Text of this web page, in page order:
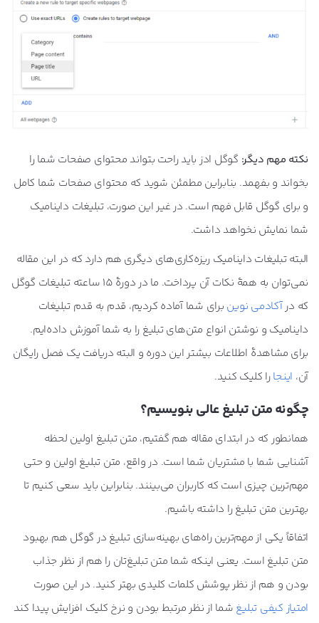
نکته مهم دیگر: گوگل ادز باید راحت بتواند محتوای صفحات شما را
بخواند و بفهمد. بنابراین مطمئن شوید که محتوای صفحات شما کامل
و برای گوگل قابل فهم است. در غیر این صورت، تبلیغات داینامیک
شما نمایش نخواهد داشت.
البته تبلیغات داینامیک ریزه‌کاری‌های دیگری هم دارد که در این مقاله
نمی‌توان به همۀ نکات آن پرداخت. ما در دورۀ 15 ساعته تبلیغات گوگل
که درآکادمی نوین برای شما آماده‌ کردیم، قدم به قدم تبلیغات
داینامیک و نوشتن انواع متن‌های تبلیغ را به شما آموزش داده‌ایم.
برای مشاهدۀ اطلاعات بیشتر این دوره و البته دریافت یک فصل رایگان
آن، اینجارا کلیک کنید.
چگونه متن تبلیغ عالی بنویسیم؟
همانطور که در ابتدای مقاله هم گفتیم، متن تبلیغ اولین لحظه
آشنایی شما با مشتریان شما است. در واقع، متن تبلیغ اولین و حتی
مهم‌ترین چیزی است که کاربران می‌بینند. بنابراین باید سعی کنیم تا
بهترین متن تبلیغ را داشته باشیم.
اتفاقاً یکی از مهم‌ترین راه‌های بهینه‌سازی تبلیغ در گوگل هم بهبود
متن تبلیغ است. یعنی اینکه شما متن تبلیغ‌تان را هم از نظر جذاب
بودن و هم از نظر پوشش کلمات کلیدی بهتر کنید. در این صورت
امتیاز کیفی تبلیغ شما از نظر مرتبط بودن و نرخ کلیک افزایش پیدا کند